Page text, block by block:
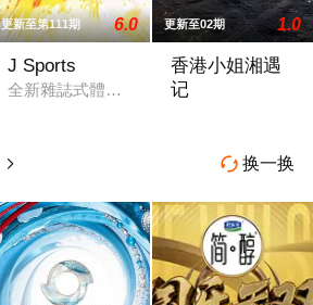
更新至第111期 6.0
J Sports
全新雜誌式體育資訊節目《J Sport》由
更新至02期 1.0
香港小姐湘遇
记
 换一换
